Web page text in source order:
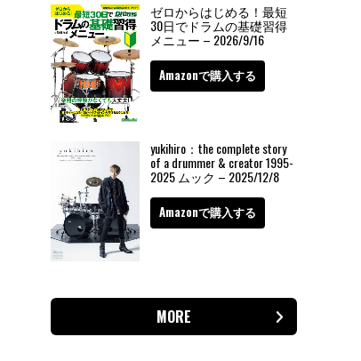
ゼロからはじめる！最短
30日でドラムの基礎習得
メニュー – 2026/9/16
Amazonで購入する
yukihiro：the complete story
of a drummer & creator 1995-
2025 ムック – 2025/12/8
Amazonで購入する
MORE